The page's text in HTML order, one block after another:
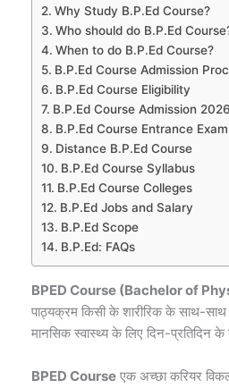
Why Study B.P.Ed Course?
Who should do B.P.Ed
When to do B.P.Ed Course?
B.P.Ed Course Admission
B.P.Ed Course Eligibility
B.P.Ed Course Admission 2026
B.P.Ed Course Entrance Exam
Distance B.P.Ed Course
B.P.Ed Course Syllabus
B.P.Ed Course Colleges
B.P.Ed Jobs and Salary
B.P.Ed Scope
B.P.Ed: FAQs
BPED Course (Bachelor of
पाठ्यक्रम किसी के शारीरिक के साथ-
मानसिक स्वास्थ्य के लिए दिन-प्रतिदिन
BPED Course एक अच्छा करियर